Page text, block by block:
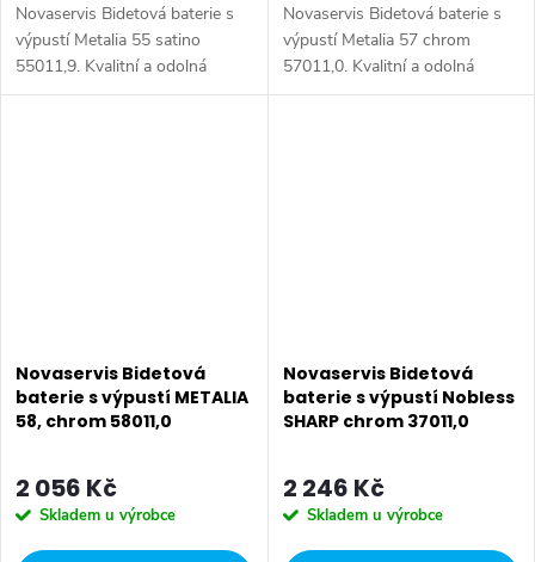
Novaservis Bidetová baterie s
výpustí Metalia 55 satino
55011,9. Kvalitní a odolná
keramická kartuše KEROX 35
Novaservis Bidetová baterie s
výpustí Metalia 57 chrom
57011,0. Kvalitní a odolná
keramická kartuše KEROX 35
Novaservis Bidetová
baterie s výpustí METALIA
58, chrom 58011,0
2 056 Kč
Skladem u výrobce
Novaservis Bidetová
baterie s výpustí Nobless
SHARP chrom 37011,0
2 246 Kč
Skladem u výrobce